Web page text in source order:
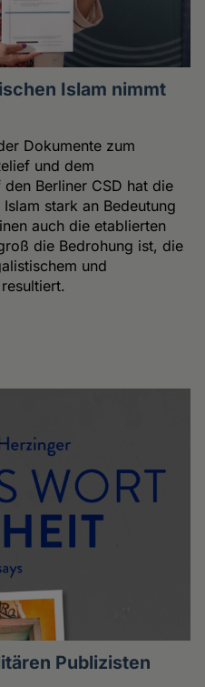
Islam nimmt
Dokumente zum
und dem
Berliner CSD hat die
stark an Bedeutung
auch die etablierten
die Bedrohung ist, die
und
Publizisten